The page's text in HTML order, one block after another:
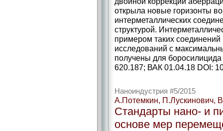
открыла новые горизонты
интерметаллических
структурой.
примером таких
исследований с
получены для боросилицида
620.187; ВАК 01.04.18 DOI:
Наноиндустрия #5/2015
А.Потемкин, П.Лускинович,
Стандарты нано- и
основе мер